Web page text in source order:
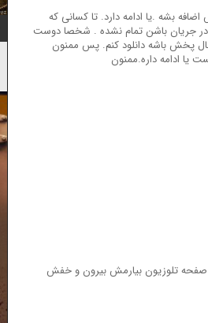
بشه .یا ادامه دارد. تا کسانی که
در جریان باشن تمام نشده . شخصا دوست
پخش باشه دانلود کنم. پس ممنون
ادامه داره.ممنون
صفحه تلوزیون بیارمش بیرون و خفش